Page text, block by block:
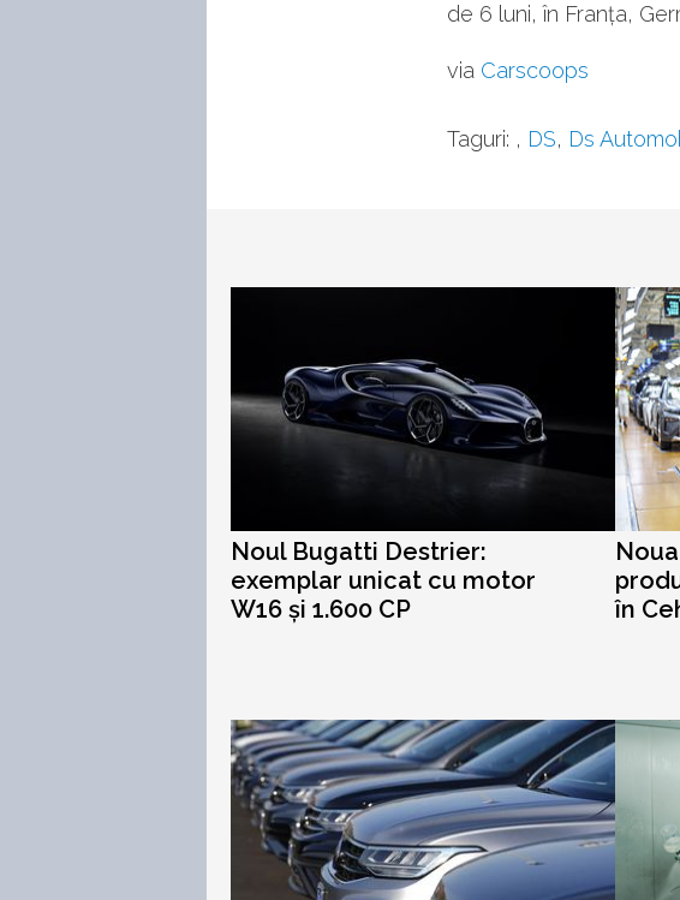
de 6 luni, în Franța,
via Carscoops
Taguri: , DS, Ds
Noul Bugatti Destrier:
exemplar unicat cu motor
W16 și 1.600 CP
în